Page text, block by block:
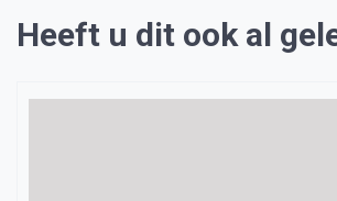
Heeft u dit ook al